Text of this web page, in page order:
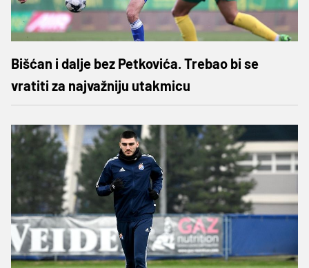
Bišćan i dalje bez Petkovića. Trebao bi se
vratiti za najvažniju utakmicu